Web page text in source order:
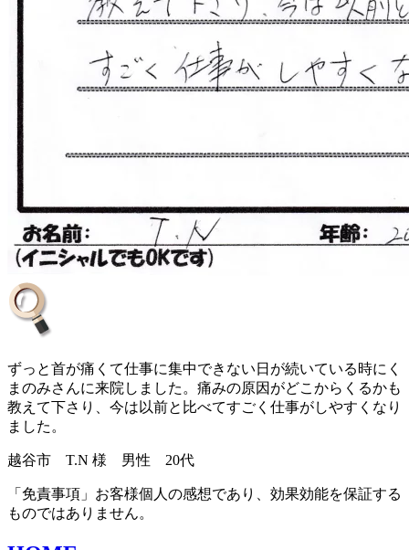
ずっと首が痛くて仕事に集中できない日が続いている時にく
まのみさんに来院しました。痛みの原因がどこからくるかも
教えて下さり、今は以前と比べてすごく仕事がしやすくなり
ました。
越谷市 T.N 様 男性 20代
「免責事項」お客様個人の感想であり、効果効能を保証する
ものではありません。